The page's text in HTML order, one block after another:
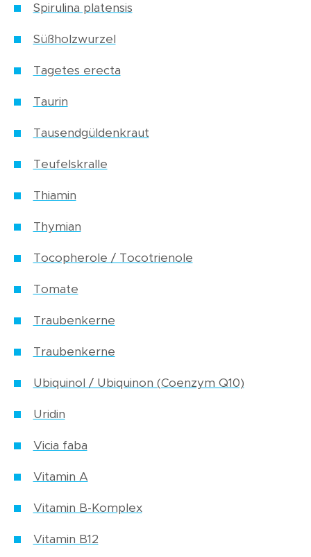
Spirulina platensis
Süßholzwurzel
Tagetes erecta
Taurin
Tausendgüldenkraut
Teufelskralle
Thiamin
Thymian
Tocopherole / Tocotrienole
Tomate
Traubenkerne
Traubenkerne
Ubiquinol / Ubiquinon (Coenzym Q10)
Uridin
Vicia faba
Vitamin A
Vitamin B-Komplex
Vitamin B12